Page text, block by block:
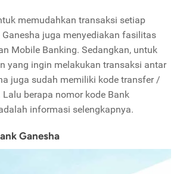
memudahkan transaksi setiap
Ganesha juga menyediakan fasilitas
Mobile Banking. Sedangkan, untuk
yang ingin melakukan transaksi antar
juga sudah memiliki kode transfer /
Lalu berapa nomor kode Bank
informasi selengkapnya.
Ganesha